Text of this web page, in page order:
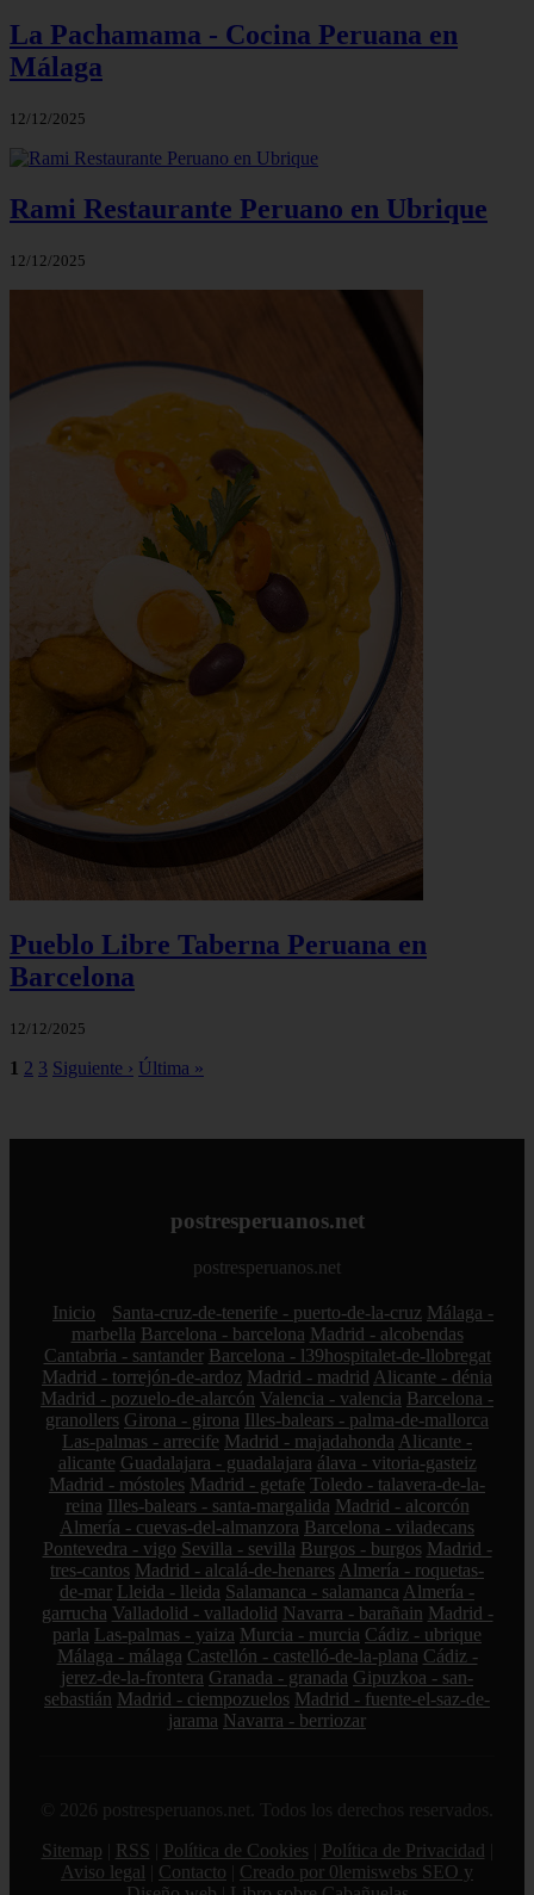
La Pachamama - Cocina Peruana en
Málaga
12/12/2025
Rami Restaurante Peruano en Ubrique
12/12/2025
Pueblo Libre Taberna Peruana en
Barcelona
12/12/2025
1 2 3 Siguiente › Última »
postresperuanos.net
postresperuanos.net
Inicio Santa-cruz-de-tenerife - puerto-de-la-cruz Málaga -
marbella Barcelona - barcelona Madrid - alcobendas
Cantabria - santander Barcelona - l39hospitalet-de-llobregat
Madrid - torrejón-de-ardoz Madrid - madrid Alicante - dénia
Madrid - pozuelo-de-alarcón Valencia - valencia Barcelona -
granollers Girona - girona Illes-balears - palma-de-mallorca
Las-palmas - arrecife Madrid - majadahonda Alicante -
alicante Guadalajara - guadalajara álava - vitoria-gasteiz
Madrid - móstoles Madrid - getafe Toledo - talavera-de-la-
reina Illes-balears - santa-margalida Madrid - alcorcón
Almería - cuevas-del-almanzora Barcelona - viladecans
Pontevedra - vigo Sevilla - sevilla Burgos - burgos Madrid -
tres-cantos Madrid - alcalá-de-henares Almería - roquetas-
de-mar Lleida - lleida Salamanca - salamanca Almería -
garrucha Valladolid - valladolid Navarra - barañain Madrid -
parla Las-palmas - yaiza Murcia - murcia Cádiz - ubrique
Málaga - málaga Castellón - castelló-de-la-plana Cádiz -
jerez-de-la-frontera Granada - granada Gipuzkoa - san-
sebastián Madrid - ciempozuelos Madrid - fuente-el-saz-de-
jarama Navarra - berriozar
© 2026 postresperuanos.net. Todos los derechos reservados.
Sitemap
RSS Política de Cookies Política de Privacidad
Aviso legal
Contacto
Creado por 0lemiswebs SEO y